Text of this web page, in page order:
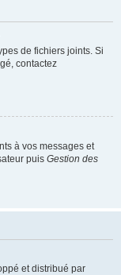
de fichiers joints. Si
contactez
à vos messages et
puis Gestion des
et distribué par